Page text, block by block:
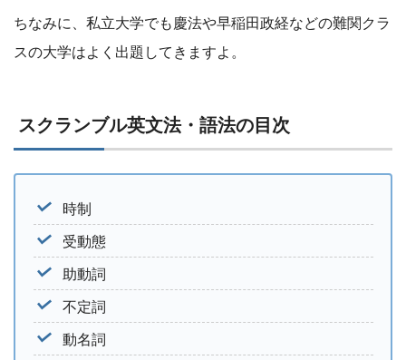
ちなみに、私立大学でも慶法や早稲田政経などの難関クラ
スの大学はよく出題してきますよ。
スクランブル英文法・語法の目次
時制
受動態
助動詞
不定詞
動名詞